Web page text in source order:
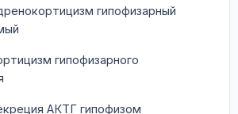
гипофизарный
гипофизарного
АКТГ гипофизом